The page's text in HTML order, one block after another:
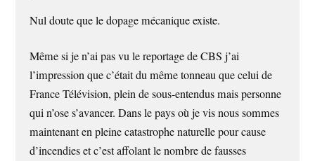
Nul doute que le dopage mécanique existe.
Même si je n’ai pas vu le reportage de CBS j’ai
l’impression que c’était du même tonneau que celui de
France Télévision, plein de sous-entendus mais personne
qui n’ose s’avancer. Dans le pays où je vis nous sommes
maintenant en pleine catastrophe naturelle pour cause
d’incendies et c’est affolant le nombre de fausses